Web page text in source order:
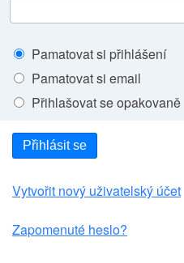
Pamatovat si přihlášení
Pamatovat si email
Přihlašovat se opakovaně
Přihlásit se
Vytvořit nový uživatelský účet
Zapomenuté heslo?